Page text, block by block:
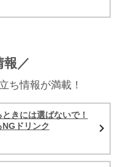
報／
ち情報が満載！
きには選ばないで！
NGドリンク